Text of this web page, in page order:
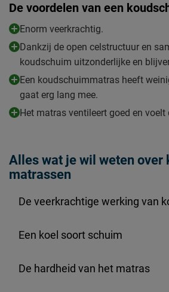
De voordelen van een
Enorm veerkrachtig.
Dankzij de open celstructuur en
koudschuim uitzonderlijke en
Een koudschuimmatras heeft
gaat erg lang mee.
Het matras ventileert goed en
Alles wat je wil weten over
matrassen
De veerkrachtige werking van
Een koel soort schuim
De hardheid van het matras